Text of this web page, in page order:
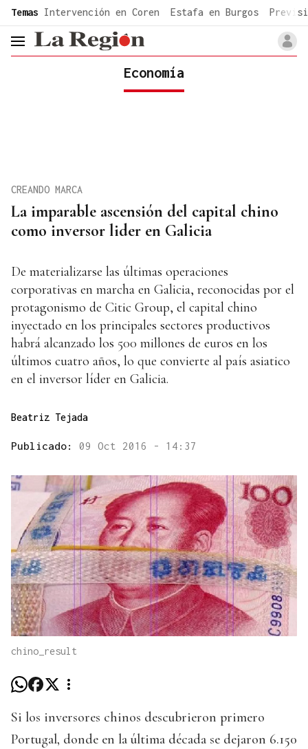
common.go-to-content
Temas Intervención en Coren Estafa en Burgos
header.menu.open
Economía
La imparable ascensión del capital chino
como inversor lider en Galicia
CREANDO MARCA
De materializarse las últimas operaciones
corporativas en marcha en Galicia, reconocidas por el
protagonismo de Citic Group, el capital chino
inyectado en los principales sectores productivos
habrá alcanzado los 500 millones de euros en los
últimos cuatro años, lo que convierte al país asiatico
en el inversor líder en Galicia.
Beatriz Tejada
Publicado: 09 Oct 2016 - 14:37
chino_result
Si los inversores chinos descubrieron primero
Portugal, donde en la última década se dejaron 6.150